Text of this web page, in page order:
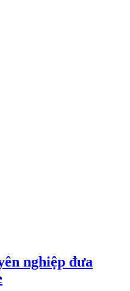
nghiệp đưa